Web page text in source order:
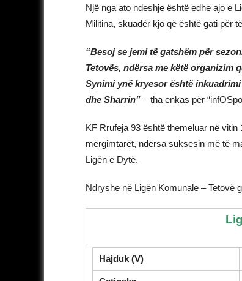
Një nga ato ndeshje është edhe ajo e
Militina, skuadër kjo që është gati për
“Besoj se jemi të gatshëm për
Tetovës, ndërsa me këtë organizim
Synimi ynë kryesor është
dhe Sharrin” – tha enkas për
KF Rrufeja 93 është themeluar në
mërgimtarët, ndërsa suksesin më të
Ligën e Dytë.
Ndryshe në Ligën Komunale – Tetovë
Hajduk (V)